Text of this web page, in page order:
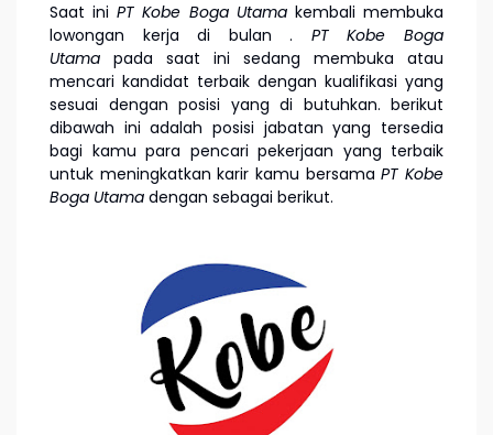
Saat iniPT Kobe Boga Utama kembali membuka
lowongan kerja di bulan. PT Kobe Boga
Utama pada saat ini sedang membuka atau
mencari kandidat terbaik dengan kualifikasi yang
sesuai dengan posisi yang di butuhkan. berikut
dibawah ini adalah posisi jabatan yang tersedia
bagi kamu para pencari pekerjaan yang terbaik
untuk meningkatkan karir kamu bersamaPT Kobe
Boga Utama dengan sebagai berikut.